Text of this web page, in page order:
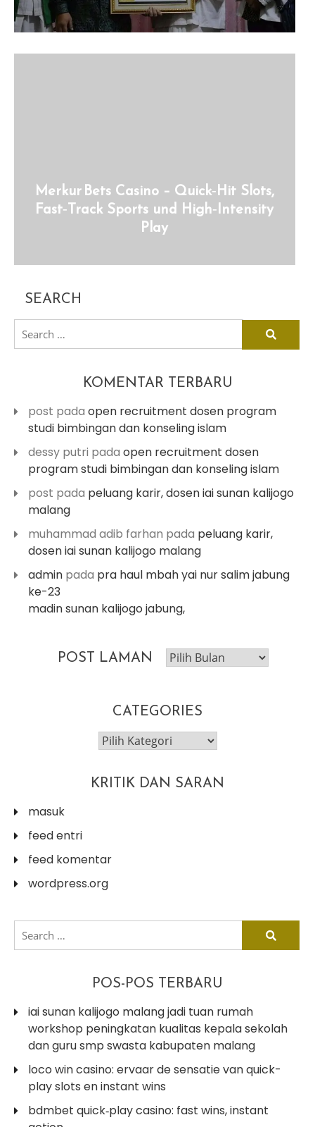
Merkur Bets Casino – Quick‑Hit Slots,
Fast‑Track Sports und High‑Intensity
Play
SEARCH
search
for:
KOMENTAR TERBARU
post pada open recruitment dosen program
studi bimbingan dan konseling islam
dessy putri pada open recruitment dosen
program studi bimbingan dan konseling islam
post pada peluang karir, dosen iai sunan kalijogo
malang
muhammad adib farhan pada peluang karir,
dosen iai sunan kalijogo malang
admin pada pra haul mbah yai nur salim jabung
ke-23
madin sunan kalijogo jabung,
POST LAMAN
post
laman
CATEGORIES
categories
KRITIK DAN SARAN
masuk
feed entri
feed komentar
wordpress.org
search
for:
POS-POS TERBARU
iai sunan kalijogo malang jadi tuan rumah
workshop peningkatan kualitas kepala sekolah
dan guru smp swasta kabupaten malang
loco win casino: ervaar de sensatie van quick-
play slots en instant wins
bdmbet quick‑play casino: fast wins, instant